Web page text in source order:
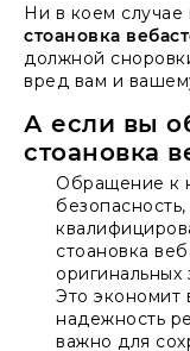
Ни в коем
стоановка
должной
вред вам и
А если вы
стоановка
Обращение к
стоановка
оригинальных
Это экономит
надежность
важно для